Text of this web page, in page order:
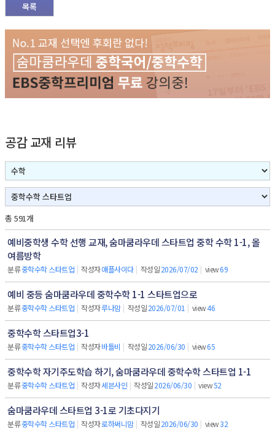
목록
공감 교재 리뷰
총 591개
예비중학생 수학 선행 교재, 숨마쿰라우데 스타트업 중학 수학 1-1, 올
여름방학
분류중학수학 스타트업 | 작성자애플사이다 | 작성일2026/07/02 | view69
예비 중등 숨마쿰라우데 중학수학 1-1 스타트업으로
분류중학수학 스타트업 | 작성자루나맘 | 작성일2026/07/01 | view46
중학수학 스타트업3-1
분류중학수학 스타트업 | 작성자바틀비 | 작성일2026/06/30 | view65
중학수학 자기주도학습 하기, 숨마쿰라우데 중학수학 스타트업 1-1
분류중학수학 스타트업 | 작성자세븐사인 | 작성일2026/06/30 | view52
숨마쿰라우데 스타트업 3-1로 기초다지기
분류중학수학 스타트업 | 작성자로하써니맘 | 작성일2026/06/30 | view32